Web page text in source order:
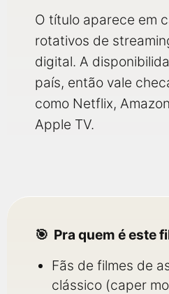
O título aparece em
rotativos de
digital. A
país, então vale
como Netflix,
Apple TV.
Pra quem é este
Fãs de filmes de
clássico (caper